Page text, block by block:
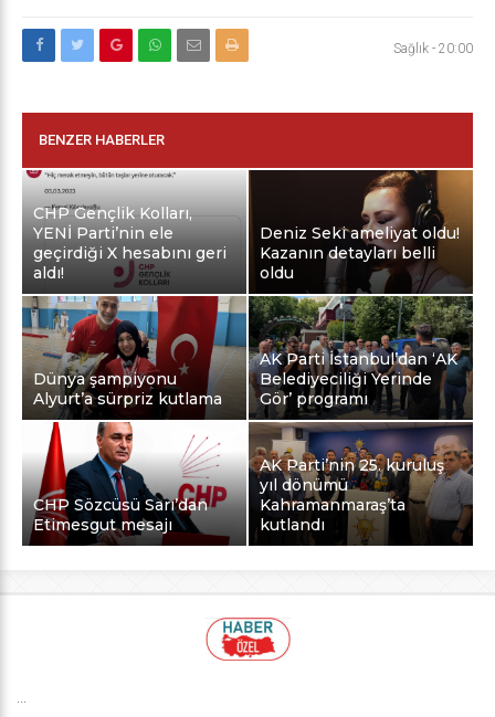
Sağlık - 20:00
BENZER HABERLER
CHP Gençlik Kolları,
YENİ Parti’nin ele
geçirdiği X hesabını geri
aldı!
Deniz Seki ameliyat oldu!
Kazanın detayları belli
oldu
Dünya şampiyonu
Alyurt’a sürpriz kutlama
AK Parti İstanbul’dan ‘AK
Belediyeciliği Yerinde
Gör’ programı
CHP Sözcüsü Sarı’dan
Etimesgut mesajı
AK Parti’nin 25. kuruluş
yıl dönümü
Kahramanmaraş’ta
kutlandı